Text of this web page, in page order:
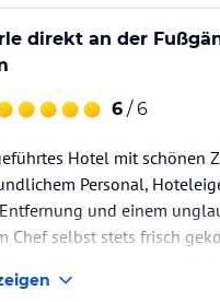
direkt an der
6 / 6
Hotel mit schönen
Personal,
und einem
Chef selbst stets frisch